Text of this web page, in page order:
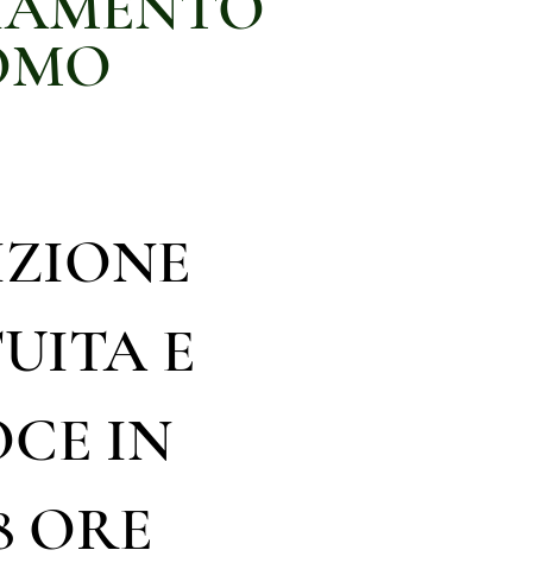
E
IN
ORE